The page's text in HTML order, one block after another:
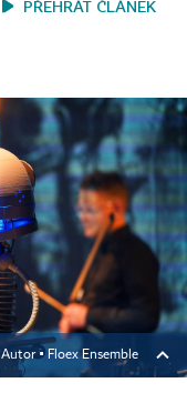
PŘEHRÁT ČLÁNEK
Autor ▪ Floex Ensemble